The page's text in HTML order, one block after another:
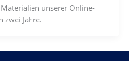
unserer Online-
zwei Jahre.